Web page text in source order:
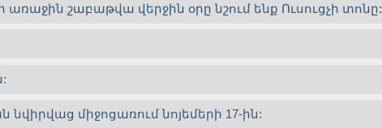
շաբաթվա վերջին օրը նշում ենք Ուսուցչի
նվիրվաց միջոցառում նոյեմերի 17-ին: